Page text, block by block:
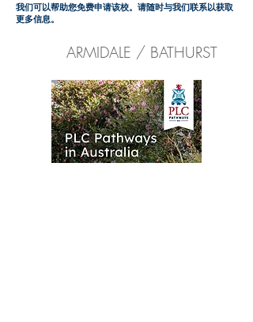
我们可以帮助您免费申请该校。请随时与我们联系以获取
更多信息。
ARMIDALE / BATHURST